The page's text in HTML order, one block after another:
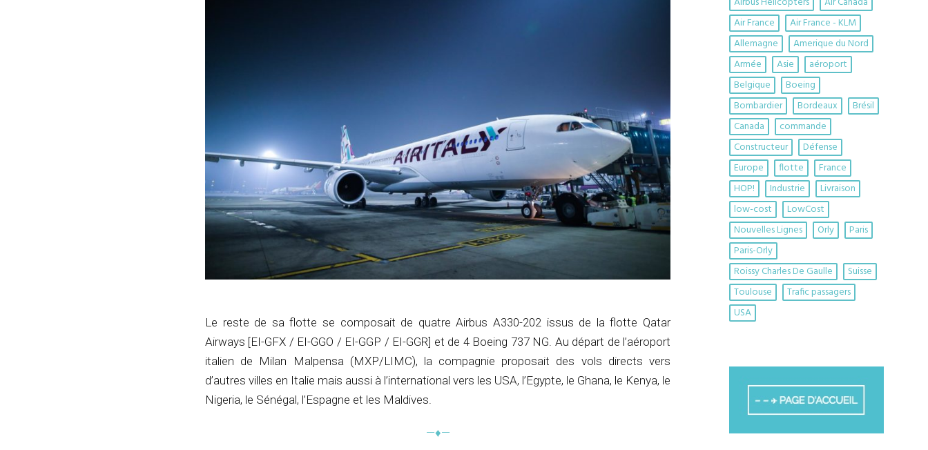
Le reste de sa flotte se composait de quatre Airbus A330-202 issus de la flotte Qatar
Airways [EI-GFX / EI-GGO / EI-GGP / EI-GGR] et de 4 Boeing 737 NG. Au départ de l’aéroport
italien de Milan Malpensa (MXP/LIMC), la compagnie proposait des vols directs vers
d’autres villes en Italie mais aussi à l’international vers les USA, l’Egypte, le Ghana, le Kenya, le
Nigeria, le Sénégal, l’Espagne et les Maldives.
—♦—
Air France
Air France - KLM
Allemagne
Amerique du Nord
Armée
Asie
aéroport
Belgique
Boeing
Bombardier
Bordeaux
Brésil
Canada
commande
Constructeur
Défense
Europe
flotte
France
HOP!
Industrie
Livraison
low-cost
LowCost
Nouvelles Lignes
Orly
Paris
Paris-Orly
Roissy Charles De Gaulle
Suisse
Toulouse
Trafic passagers
USA